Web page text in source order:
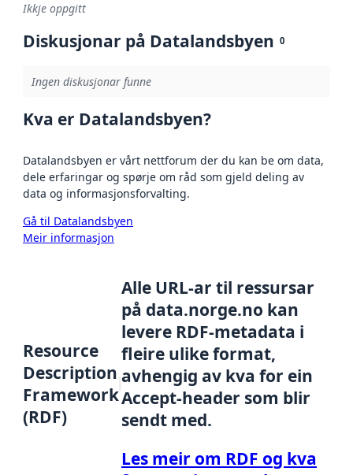
Ikkje oppgitt
Diskusjonar på Datalandsbyen 0
Ingen diskusjonar funne
Kva er Datalandsbyen?
Datalandsbyen er vårt nettforum der du kan be om data,
dele erfaringar og spørje om råd som gjeld deling av
data og informasjonsforvalting.
Gå til Datalandsbyen
Meir informasjon
Resource
Description
Framework
(RDF)
Alle URL-ar til ressursar
på data.norge.no kan
levere RDF-metadata i
fleire ulike format,
avhengig av kva for ein
Accept-header som blir
sendt med.
Les meir om RDF og kva